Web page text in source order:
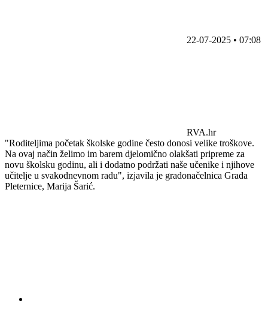
22-07-2025 • 07:08
RVA.hr
"Roditeljima početak školske godine često donosi velike troškove.
Na ovaj način želimo im barem djelomično olakšati pripreme za
novu školsku godinu, ali i dodatno podržati naše učenike i njihove
učitelje u svakodnevnom radu", izjavila je gradonačelnica Grada
Pleternice, Marija Šarić.